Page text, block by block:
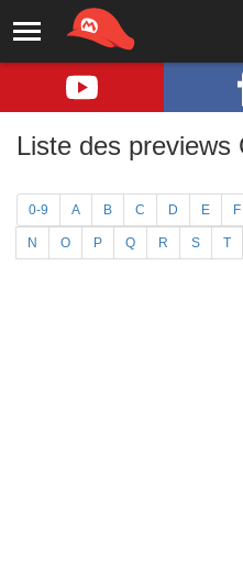
Liste des previews
0-9 A B C D E F
N O P Q R S T